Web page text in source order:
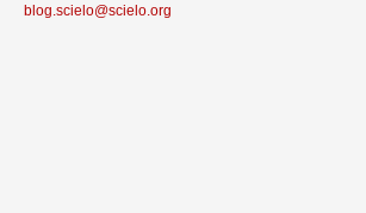
blog.scielo@scielo.org